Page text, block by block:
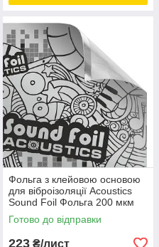
Фольга з клейовою основою
для віброізоляції Acoustics
Sound Foil Фольга 200 мкм
700x500 мм
Готово до відправки
223 ₴/лист